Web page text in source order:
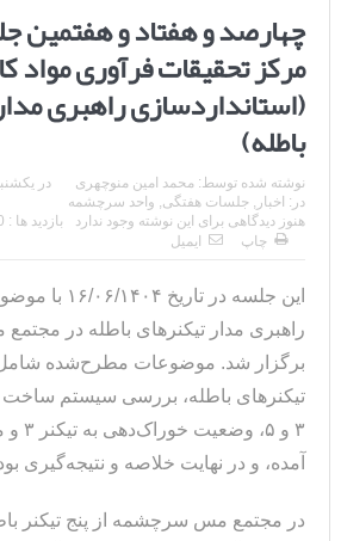
چهارصد و هفتاد و هفتمین
مرکز تحقیقات فرآوری مواد
(استانداردسازی راهبری
باطله)
نوشته شده توسط: محمد امین منوچهری در یکشنبه 30 شهریور
در: اخبار جلسات هفتگی واحد سرچشمه
هنوز دیدگاهی برای این نوشته وجود ندارد
بازدید ها : 510
چاپ
ایمیل
این جلسه در
راهبری مدار تیکنرهای باطله در
برگزار شد. موضوعات مطرح‌شده
تیکنرهای باطله، بررسی سیستم ساخت
۳ و
آمده، و در نهایت خلاصه و نتیجه‌گیری
در مجتمع مس سرچشمه از پنج تیکنر